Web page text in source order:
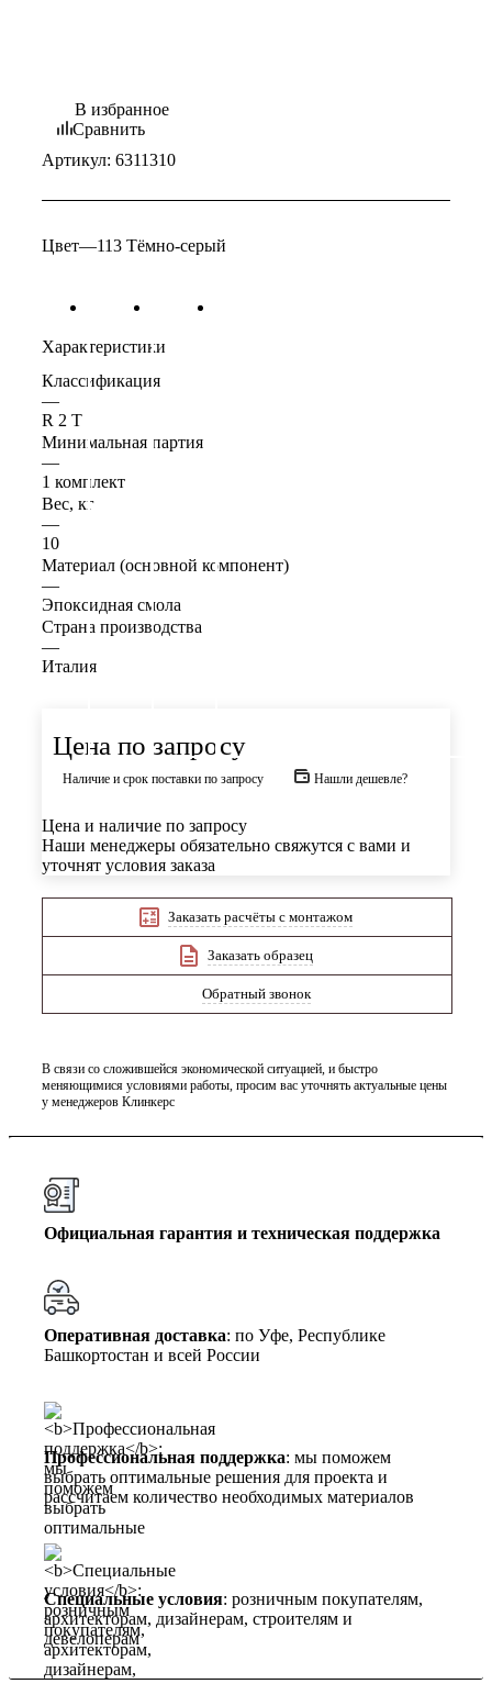
В избранное
Сравнить
Артикул: 6311310
Цвет—113 Тёмно-серый
Характеристики
Классификация
—
R 2 T
Минимальная партия
—
1 комплект
Вес, кг
—
10
Материал (основной компонент)
—
Эпоксидная смола
Страна производства
—
Италия
Цена по запросу
Наличие и срок поставки по запросу Нашли дешевле?
Цена и наличие по запросу
Наши менеджеры обязательно свяжутся с вами и
уточнят условия заказа
Заказать расчёты с монтажом
Заказать образец
Обратный звонок
В связи со сложившейся экономической ситуацией, и быстро
меняющимися условиями работы, просим вас уточнять актуальные цены
у менеджеров Клинкерс
Официальная гарантия и техническая поддержка
Оперативная доставка: по Уфе, Республике
Башкортостан и всей России
Профессиональная поддержка: мы поможем
выбрать оптимальные решения для проекта и
рассчитаем количество необходимых материалов
Специальные условия: розничным покупателям,
архитекторам, дизайнерам, строителям и
девелоперам